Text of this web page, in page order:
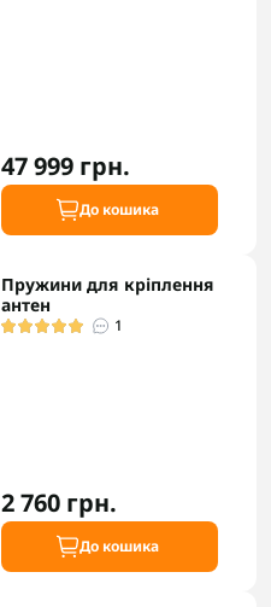
47 999 грн.
До кошика
Пружини для кріплення
антен
1
2 760 грн.
До кошика